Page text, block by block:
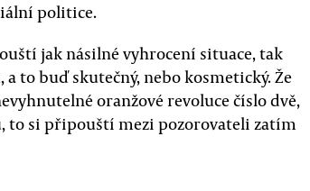
politice.
jak násilné vyhrocení situace, tak
to buď skutečný, nebo kosmetický. Že
oranžové revoluce číslo dvě,
to si připouští mezi pozorovateli zatím